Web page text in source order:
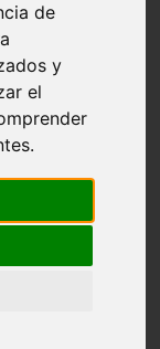
de
y
el